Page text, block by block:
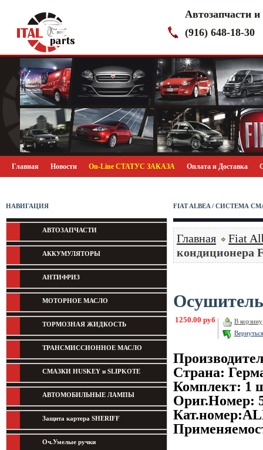
Автозапчасти
(916) 648-18-30
Главная Новости On-Line СТАТУС ЗАКАЗА Оплата и Доставка
НАВИГАЦИЯ
АВТОЗАПЧАСТИ
АККУМУЛЯТОРЫ
АНТИФРИЗ
МОТОРНОЕ МАСЛО
ТОРМОЗНАЯ ЖИДКОСТЬ
ТРАНСМИССИОННОЕ МАСЛО
СМАЗКИ HUSKEY и SLIPKOTE
АВТОМОБИЛЬНЫЕ ЛАМПЫ
Защита картера SHERIFF
Оч.Умелые ручки
FIAT ALBEA / СИСТЕМА
Главная
Fiat
кондиционера
1250.00 руб
В корзину
Вернуться
Страна:
Комплект: 1
Ориг.Номер:
Кат.номер: